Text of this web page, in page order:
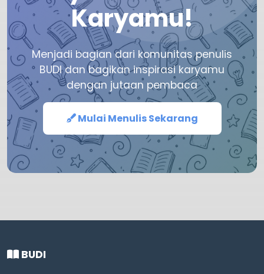
Karyamu!
Menjadi bagian dari komunitas penulis
BUDI dan bagikan inspirasi karyamu
dengan jutaan pembaca
Mulai Menulis Sekarang
BUDI